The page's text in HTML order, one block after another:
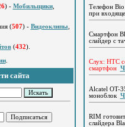
) - Мобильщики,
(507) - Видеоклипы
(432).
.
сайта
Телефон Bio
при
Смартфон
слайдер с
Слух: HTC
смартфон
Alcatel OT-
моноблок
RIM
слайдера